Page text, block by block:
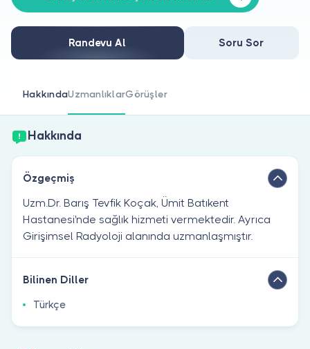
Doktor musunuz?
Randevu Al Soru Sor
HakkındaUzmanlıklarGörüşler
Hakkında
Özgeçmiş
Uzm.Dr. Barış Tevfik Koçak, Ümit Batıkent
Hastanesi'nde sağlık hizmeti vermektedir. Ayrıca
Girişimsel Radyoloji alanında uzmanlaşmıştır.
Bilinen Diller
Türkçe